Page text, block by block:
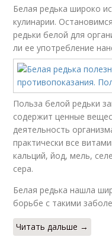
Белая редька широко
кулинарии.
редьки белой для
ли ее употребление
Польза белой редьки
содержит ценные
деятельность
практически все
кальций, йод, мель,
сера.
Белая редька нашла
борьбе с такими
Читать дальше →